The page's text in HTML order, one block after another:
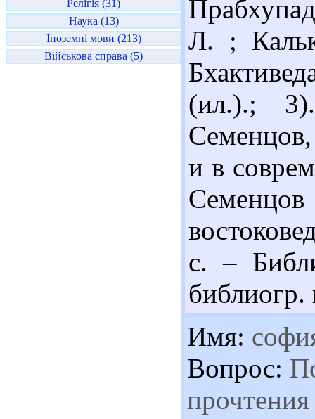
Релігія (31)
Наука (13)
Іноземні мови (213)
Військова справа (5)
Л. ;
(ил.).;
и в
с. –
Имя:
Вопрос: